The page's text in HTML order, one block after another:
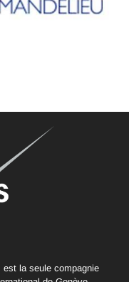
la seule compagnie